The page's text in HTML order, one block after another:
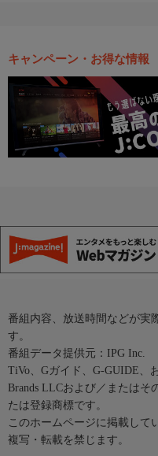
キャンペーン・お得な情報
番組内容、放送時間などが実
す。
番組データ提供元：IPG Inc.
TiVo、Gガイド、G-GUIDE、
Brands LLCおよび／またはそ
たは登録商標です。
このホームページに掲載して
複写・転載を禁じます。